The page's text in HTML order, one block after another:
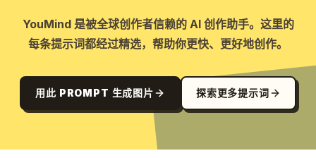
YouMind 是被全球创作者信赖的 AI 创作助手。这里的
每条提示词都经过精选，帮助你更快、更好地创作。
用此 PROMPT 生成图片 探索更多提示词